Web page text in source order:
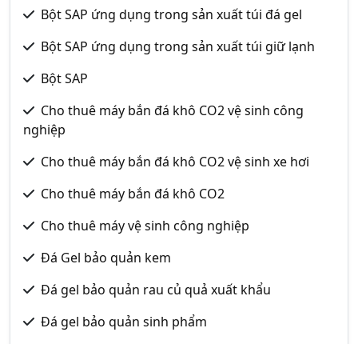
Bột SAP ứng dụng trong sản xuất túi đá gel
Bột SAP ứng dụng trong sản xuất túi giữ lạnh
Bột SAP
Cho thuê máy bắn đá khô CO2 vệ sinh công
nghiệp
Cho thuê máy bắn đá khô CO2 vệ sinh xe hơi
Cho thuê máy bắn đá khô CO2
Cho thuê máy vệ sinh công nghiệp
Đá Gel bảo quản kem
Đá gel bảo quản rau củ quả xuất khẩu
Đá gel bảo quản sinh phẩm